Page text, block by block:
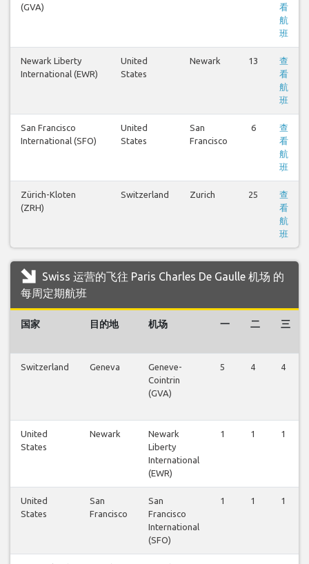
(GVA)
看
航
班
Newark Liberty
International (EWR)
United
States
Newark 13
查
看
航
班
San Francisco
International (SFO)
United
States
San
Francisco
6
查
看
航
班
Zürich-Kloten
(ZRH)
Switzerland Zurich 25
查
看
航
班
Swiss 运营的飞往 Paris Charles De Gaulle 机场 的
每周定期航班
国家 目的地 机场 一 二 三
Switzerland Geneva
Geneve-
Cointrin
(GVA)
5 4 4
United
States
Newark
Newark
Liberty
International
(EWR)
1 1 1
United
States
San
Francisco
San
Francisco
International
(SFO)
1 1 1